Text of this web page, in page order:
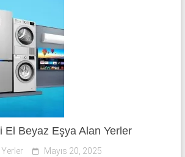
El Beyaz Eşya Alan Yerler
Mayıs 20, 2025